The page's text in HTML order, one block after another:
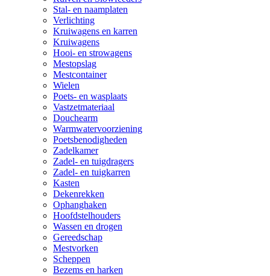
Stal- en naamplaten
Verlichting
Kruiwagens en karren
Kruiwagens
Hooi- en strowagens
Mestopslag
Mestcontainer
Wielen
Poets- en wasplaats
Vastzetmateriaal
Douchearm
Warmwatervoorziening
Poetsbenodigheden
Zadelkamer
Zadel- en tuigdragers
Zadel- en tuigkarren
Kasten
Dekenrekken
Ophanghaken
Hoofdstelhouders
Wassen en drogen
Gereedschap
Mestvorken
Scheppen
Bezems en harken